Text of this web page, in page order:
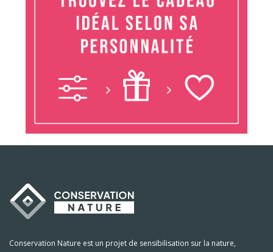
Conservation Nature est un projet de sensibilisation sur la nature,